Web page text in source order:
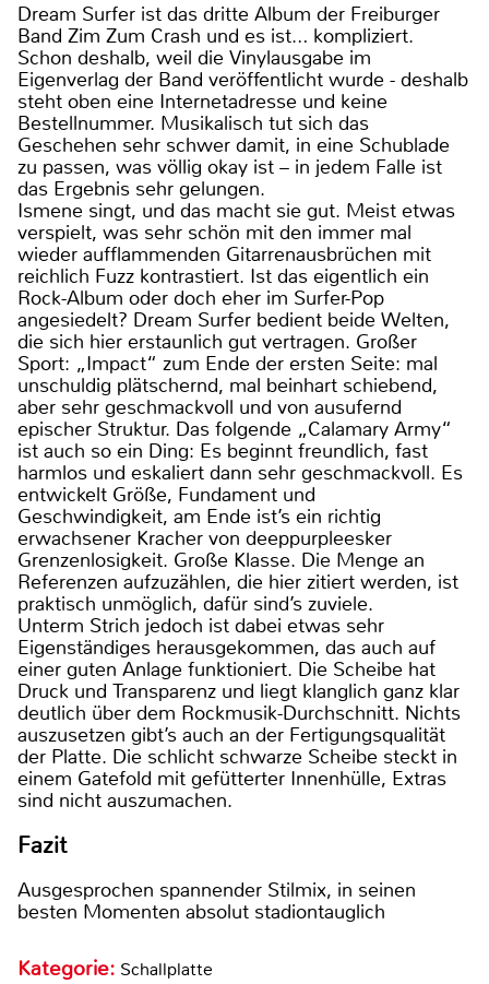
Dream Surfer ist das dritte Album der Freiburger
Band Zim Zum Crash und es ist… kompliziert.
Schon deshalb, weil die Vinylausgabe im
Eigenverlag der Band veröffentlicht wurde - deshalb
steht oben eine Internetadresse und keine
Bestellnummer. Musikalisch tut sich das
Geschehen sehr schwer damit, in eine Schublade
zu passen, was völlig okay ist – in jedem Falle ist
das Ergebnis sehr gelungen.
Ismene singt, und das macht sie gut. Meist etwas
verspielt, was sehr schön mit den immer mal
wieder aufflammenden Gitarrenausbrüchen mit
reichlich Fuzz kontrastiert. Ist das eigentlich ein
Rock-Album oder doch eher im Surfer-Pop
angesiedelt? Dream Surfer bedient beide Welten,
die sich hier erstaunlich gut vertragen. Großer
Sport: „Impact“ zum Ende der ersten Seite: mal
unschuldig plätschernd, mal beinhart schiebend,
aber sehr geschmackvoll und von ausufernd
epischer Struktur. Das folgende „Calamary Army“
ist auch so ein Ding: Es beginnt freundlich, fast
harmlos und eskaliert dann sehr geschmackvoll. Es
entwickelt Größe, Fundament und
Geschwindigkeit, am Ende ist’s ein richtig
erwachsener Kracher von deeppurpleesker
Grenzenlosigkeit. Große Klasse. Die Menge an
Referenzen aufzuzählen, die hier zitiert werden, ist
praktisch unmöglich, dafür sind’s zuviele.
Unterm Strich jedoch ist dabei etwas sehr
Eigenständiges herausgekommen, das auch auf
einer guten Anlage funktioniert. Die Scheibe hat
Druck und Transparenz und liegt klanglich ganz klar
deutlich über dem Rockmusik-Durchschnitt. Nichts
auszusetzen gibt’s auch an der Fertigungsqualität
der Platte. Die schlicht schwarze Scheibe steckt in
einem Gatefold mit gefütterter Innenhülle, Extras
sind nicht auszumachen.
Fazit
Ausgesprochen spannender Stilmix, in seinen
besten Momenten absolut stadiontauglich
Kategorie: Schallplatte